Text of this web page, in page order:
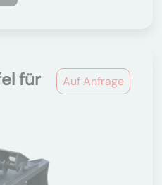
Auf Anfrage
für